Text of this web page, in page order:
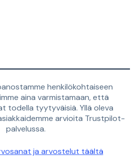
henkilökohtaiseen
aina varmistamaan, että
todella tyytyväisiä. Yllä oleva
arvioita Trustpilot-
palvelussa.
ja arvostelut täältä